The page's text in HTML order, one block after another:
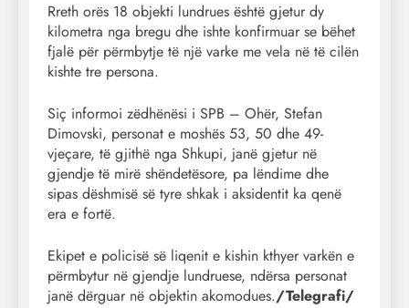
Rreth orës 18 objekti lundrues është gjetur dy
kilometra nga bregu dhe ishte konfirmuar se bëhet
fjalë për përmbytje të një varke me vela në të cilën
kishte tre persona.
Siç informoi zëdhënësi i SPB – Ohër, Stefan
Dimovski, personat e moshës 53, 50 dhe 49-
vjeçare, të gjithë nga Shkupi, janë gjetur në
gjendje të mirë shëndetësore, pa lëndime dhe
sipas dëshmisë së tyre shkak i aksidentit ka qenë
era e fortë.
Ekipet e policisë së liqenit e kishin kthyer varkën e
përmbytur në gjendje lundruese, ndërsa personat
janë dërguar në objektin akomodues./Telegrafi/